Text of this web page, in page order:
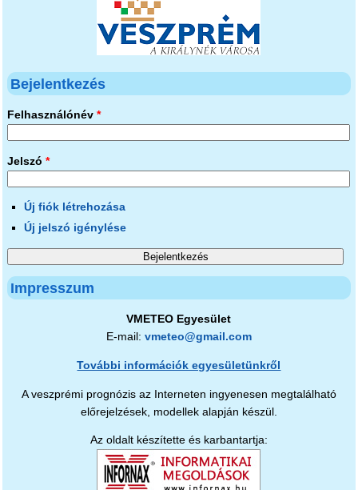
Bejelentkezés
Felhasználónév *
Jelszó *
Új fiók létrehozása
Új jelszó igénylése
Impresszum
VMETEO Egyesület
E-mail: vmeteo@gmail.com
További információk egyesületünkről
A veszprémi prognózis az Interneten ingyenesen megtalálható
előrejelzések, modellek alapján készül.
Az oldalt készítette és karbantartja: